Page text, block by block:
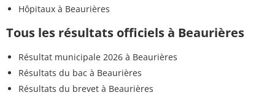
Hôpitaux à Beaurières
Tous les résultats officiels à Beaurières
Résultat municipale 2026 à Beaurières
Résultats du bac à Beaurières
Résultats du brevet à Beaurières